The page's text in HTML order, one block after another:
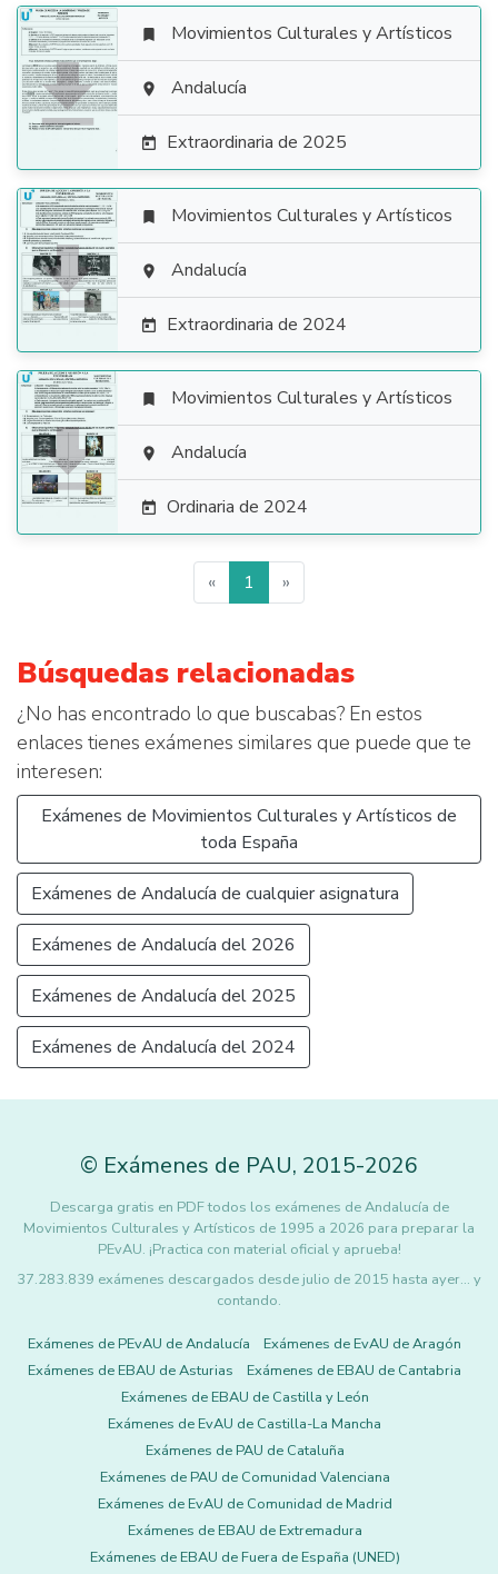

 Movimientos Culturales y Artísticos
 Andalucía
 Extraordinaria de 2025

 Movimientos Culturales y Artísticos
 Andalucía
 Extraordinaria de 2024

 Movimientos Culturales y Artísticos
 Andalucía
 Ordinaria de 2024
« 1 »
Búsquedas relacionadas
¿No has encontrado lo que buscabas? En estos
enlaces tienes exámenes similares que puede que te
interesen:
Exámenes de Movimientos Culturales y Artísticos de
toda España
Exámenes de Andalucía de cualquier asignatura
Exámenes de Andalucía del 2026
Exámenes de Andalucía del 2025
Exámenes de Andalucía del 2024
© Exámenes de PAU, 2015-2026
Descarga gratis en PDF todos los exámenes de Andalucía de
Movimientos Culturales y Artísticos de 1995 a 2026 para preparar la
PEvAU. ¡Practica con material oficial y aprueba!
37.283.839 exámenes descargados desde julio de 2015 hasta ayer... y
contando.
Exámenes de PEvAU de Andalucía
Exámenes de EvAU de Aragón
Exámenes de EBAU de Asturias
Exámenes de EBAU de Cantabria
Exámenes de EBAU de Castilla y León
Exámenes de EvAU de Castilla-La Mancha
Exámenes de PAU de Cataluña
Exámenes de PAU de Comunidad Valenciana
Exámenes de EvAU de Comunidad de Madrid
Exámenes de EBAU de Extremadura
Exámenes de EBAU de Fuera de España (UNED)